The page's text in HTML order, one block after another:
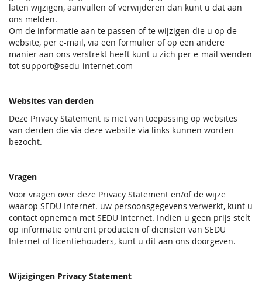
laten wijzigen, aanvullen of verwijderen dan kunt u dat aan
ons melden.
Om de informatie aan te passen of te wijzigen die u op de
website, per e-mail, via een formulier of op een andere
manier aan ons verstrekt heeft kunt u zich per e-mail wenden
tot support@sedu-internet.com
Websites van derden
Deze Privacy Statement is niet van toepassing op websites
van derden die via deze website via links kunnen worden
bezocht.
Vragen
Voor vragen over deze Privacy Statement en/of de wijze
waarop SEDU Internet. uw persoonsgegevens verwerkt, kunt u
contact opnemen met SEDU Internet. Indien u geen prijs stelt
op informatie omtrent producten of diensten van SEDU
Internet of licentiehouders, kunt u dit aan ons doorgeven.
Wijzigingen Privacy Statement